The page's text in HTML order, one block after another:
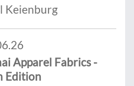
Keienburg
Apparel Fabrics -
Edition